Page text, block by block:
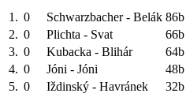
1. 0 Schwarzbacher - Belák 86b
2. 0 Plichta - Svat
66b
3. 0 Kubacka - Blihár
64b
4. 0 Jóni - Jóni
48b
5. 0 Iždinský - Havránek 32b